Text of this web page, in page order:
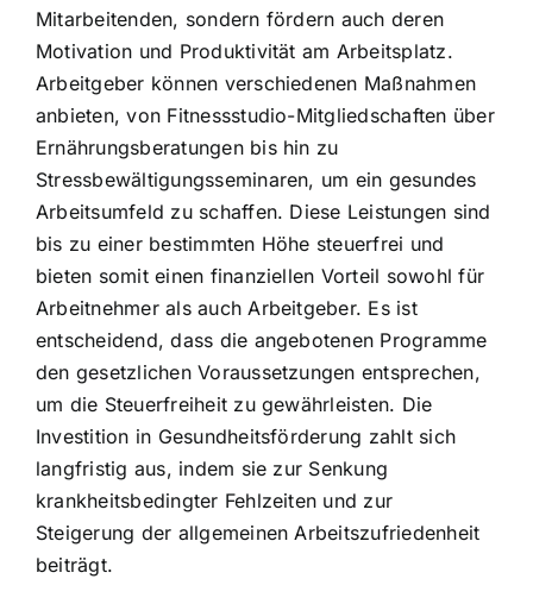
Mitarbeitenden, sondern fördern auch deren
Motivation und Produktivität am Arbeitsplatz.
Arbeitgeber können verschiedenen Maßnahmen
anbieten, von Fitnessstudio-Mitgliedschaften über
Ernährungsberatungen bis hin zu
Stressbewältigungsseminaren, um ein gesundes
Arbeitsumfeld zu schaffen. Diese Leistungen sind
bis zu einer bestimmten Höhe steuerfrei und
bieten somit einen finanziellen Vorteil sowohl für
Arbeitnehmer als auch Arbeitgeber. Es ist
entscheidend, dass die angebotenen Programme
den gesetzlichen Voraussetzungen entsprechen,
um die Steuerfreiheit zu gewährleisten. Die
Investition in Gesundheitsförderung zahlt sich
langfristig aus, indem sie zur Senkung
krankheitsbedingter Fehlzeiten und zur
Steigerung der allgemeinen Arbeitszufriedenheit
beiträgt.